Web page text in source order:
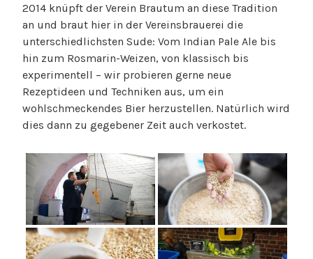
2014 knüpft der Verein Brautum an diese Tradition
an und braut hier in der Vereinsbrauerei die
unterschiedlichsten Sude: Vom Indian Pale Ale bis
hin zum Rosmarin-Weizen, von klassisch bis
experimentell – wir probieren gerne neue
Rezeptideen und Techniken aus, um ein
wohlschmeckendes Bier herzustellen. Natürlich wird
dies dann zu gegebener Zeit auch verkostet.